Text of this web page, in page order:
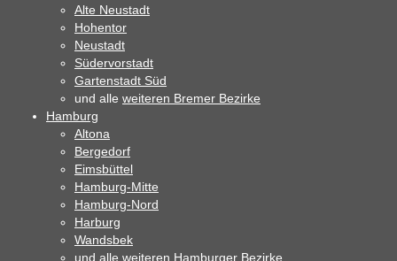
Alte Neustadt
Hohentor
Neustadt
Südervorstadt
Gartenstadt Süd
und alle weiteren Bremer Bezirke
Hamburg
Altona
Bergedorf
Eimsbüttel
Hamburg-Mitte
Hamburg-Nord
Harburg
Wandsbek
und alle weiteren Hamburger Bezirke